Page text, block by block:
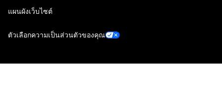
แผนผังเว็บไซต์
ตัวเลือกความเป็นส่วนตัวของคุณ